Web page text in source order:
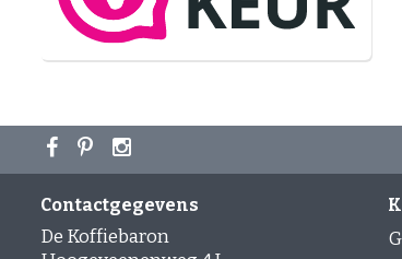
Contactgegevens
De Koffiebaron